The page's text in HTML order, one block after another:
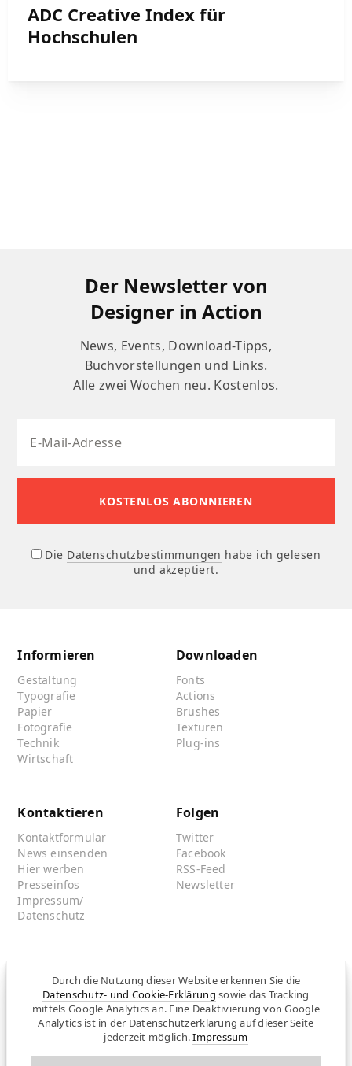
Durch die Nutzung dieser Website erkennen Sie die
Datenschutz- und Cookie-Erklärung sowie das Tracking
mittels Google Analytics an. Eine Deaktivierung von Google
Analytics ist in der Datenschutzerklärung auf dieser Seite
jederzeit möglich.Impressum
ADC Creative Index für
Hochschulen
Der Newsletter von
Designer in Action
News, Events, Download-Tipps,
Buchvorstellungen und Links.
Alle zwei Wochen neu. Kostenlos.
Die Datenschutzbestimmungen habe ich gelesen
und akzeptiert.
Informieren
Gestaltung
Typografie
Papier
Fotografie
Technik
Wirtschaft
Downloaden
Fonts
Actions
Brushes
Texturen
Plug-ins
Kontaktieren
Kontaktformular
News einsenden
Hier werben
Presseinfos
Impressum/
Datenschutz
Folgen
Twitter
Facebook
RSS-Feed
Newsletter
Rullkötter AGD
Jazz for me